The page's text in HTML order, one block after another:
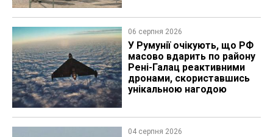
06 серпня 2026
У Румунії очікують, що РФ
масово вдарить по району
Рені-Галац реактивними
дронами, скориставшись
унікальною нагодою
04 серпня 2026